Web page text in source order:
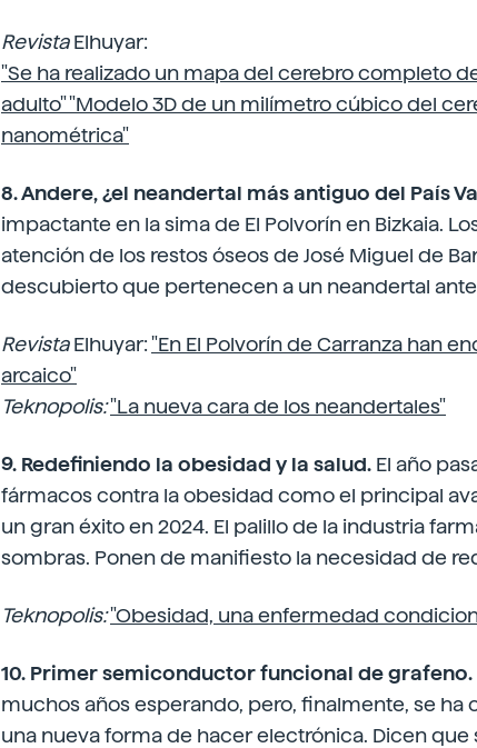
RevistaElhuyar:
"Se ha realizado un mapa del cerebro completo
adulto" "Modelo 3D de un milímetro cúbico del
nanométrica"
8. Andere, ¿el neandertal más antiguo del País
impactante en la sima de El Polvorín en Bizkaia.
atención de los restos óseos de José Miguel de
descubierto que pertenecen a un neandertal
RevistaElhuyar:"En El Polvorín de Carranza han
arcaico"
Teknopolis:"La nueva cara de los neandertales"
9. Redefiniendo la obesidad y la salud. El año
fármacos contra la obesidad como el principal
un gran éxito en 2024. El palillo de la industria
sombras. Ponen de manifiesto la necesidad de
Teknopolis:"Obesidad, una enfermedad
10. Primer semiconductor funcional de grafeno.
muchos años esperando, pero, finalmente, se ha
una nueva forma de hacer electrónica. Dicen